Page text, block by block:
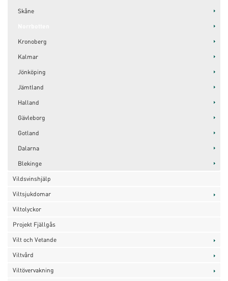
Skåne
Kronoberg
Kalmar
Jönköping
Jämtland
Halland
Gävleborg
Gotland
Dalarna
Blekinge
Vildsvinshjälp
Viltsjukdomar
Viltolyckor
Projekt Fjällgås
Vilt och Vetande
Viltvård
Viltövervakning